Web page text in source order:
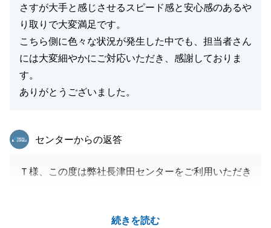
さすが大手と感じさせるスピード感と安心感のあるや
り取りで大変満足です。
こちら側に色々な状況が発生した中でも、担当者さん
には大変細やかにご対応いただき、感謝しておりま
す。
ありがとうございました。
続きを読む
東急リバブル
センターからの返答
Ｔ様、この度は弊社長津田センターをご利用いただき
ことが今でも印象に残っています。